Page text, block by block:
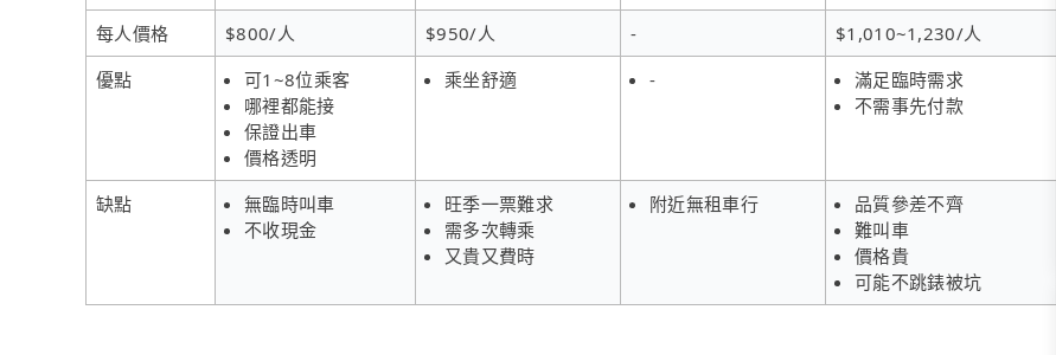
每人價格
$800/人 $950/人 -
$1,010~1,230/人
優點
可1~8位乘客
哪裡都能接
保證出車
價格透明
乘坐舒適 -
滿足臨時需求
不需事先付款
缺點
無臨時叫車
不收現金
旺季一票難求
需多次轉乘
又貴又費時
附近無租車行
品質參差不齊
難叫車
價格貴
可能不跳錶被坑